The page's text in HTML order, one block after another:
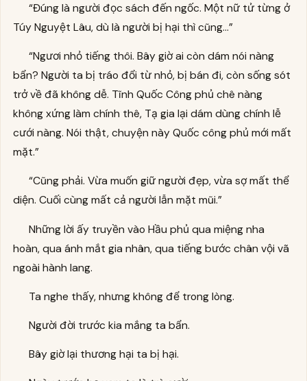
“Đúng là người đọc sách đến ngốc. Một nữ tử từng ở
Túy Nguyệt Lâu, dù là người bị hại thì cũng…”
“Ngươi nhỏ tiếng thôi. Bây giờ ai còn dám nói nàng
bẩn? Người ta bị tráo đổi từ nhỏ, bị bán đi, còn sống sót
trở về đã không dễ. Tĩnh Quốc Công phủ chê nàng
không xứng làm chính thê, Tạ gia lại dám dùng chính lễ
cưới nàng. Nói thật, chuyện này Quốc công phủ mới mất
mặt.”
“Cũng phải. Vừa muốn giữ người đẹp, vừa sợ mất thể
diện. Cuối cùng mất cả người lẫn mặt mũi.”
Những lời ấy truyền vào Hầu phủ qua miệng nha
hoàn, qua ánh mắt gia nhân, qua tiếng bước chân vội vã
ngoài hành lang.
Ta nghe thấy, nhưng không để trong lòng.
Người đời trước kia mắng ta bẩn.
Bây giờ lại thương hại ta bị hại.